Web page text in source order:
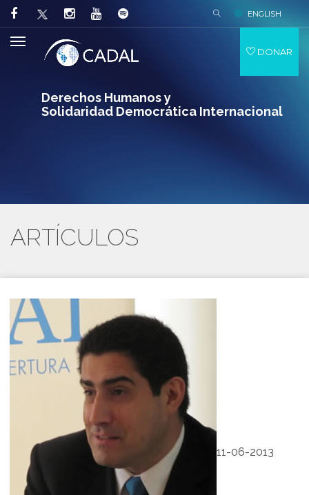
Derechos Humanos y
Solidaridad Democrática Internacional
ENGLISH
DONAR
ARTÍCULOS
11-06-2013